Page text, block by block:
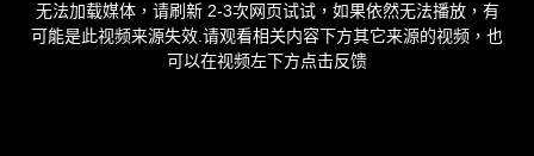
window.
无法加载媒体，请刷新 2-3次网页试试，如果依然无法播放，有
可能是此视频来源失效.请观看相关内容下方其它来源的视频，也
可以在视频左下方点击反馈